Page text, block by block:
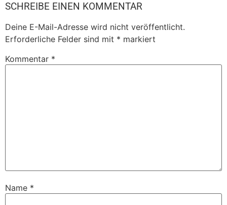
SCHREIBE EINEN KOMMENTAR
Deine E-Mail-Adresse wird nicht veröffentlicht.
Erforderliche Felder sind mit * markiert
Kommentar *
Name *